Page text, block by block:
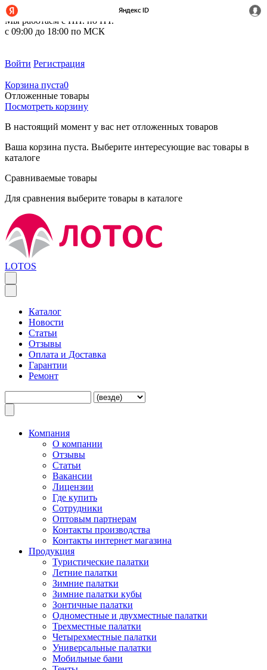
+7 (495) 212-14-37
Мы работаем с ПН. по ПТ.
с 09:00 до 18:00 по МСК
Войти Регистрация
Корзина пуста0
Отложенные товары
Посмотреть корзину
В настоящий момент у вас нет отложенных товаров
Ваша корзина пуста. Выберите интересующие вас товары в
каталоге
Сравниваемые товары
Для сравнения выберите товары в каталоге
LOTOS
Каталог
Новости
Статьи
Отзывы
Оплата и Доставка
Гарантии
Ремонт
Компания
O компании
Отзывы
Статьи
Вакансии
Лицензии
Где купить
Сотрудники
Оптовым партнерам
Контакты производства
Контакты интернет магазина
Продукция
Туристические палатки
Летние палатки
Зимние палатки
Зимние палатки кубы
Зонтичные палатки
Одноместные и двухместные палатки
Трехместные палатки
Четырехместные палатки
Универсальные палатки
Мобильные бани